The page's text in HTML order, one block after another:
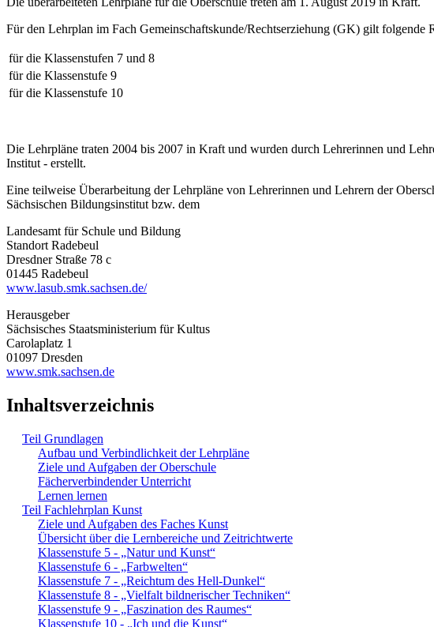
Für den Lehrplan im Fach Gemeinschaftskunde/Rechtserziehung (GK) gilt folgende
für die Klassenstufen 7 und 8
für die Klassenstufe 9
für die Klassenstufe 10
Die Lehrpläne traten 2004 bis 2007 in Kraft und wurden durch Lehrerinnen und
Institut - erstellt.
Eine teilweise Überarbeitung der Lehrpläne von Lehrerinnen und Lehrern der
Sächsischen Bildungsinstitut bzw. dem
Landesamt für Schule und Bildung
Standort Radebeul
Dresdner Straße 78 c
01445 Radebeul
www.lasub.smk.sachsen.de/
Herausgeber
Sächsisches Staatsministerium für Kultus
Carolaplatz 1
01097 Dresden
www.smk.sachsen.de
Inhaltsverzeichnis
Teil Grundlagen
Aufbau und Verbindlichkeit der Lehrpläne
Ziele und Aufgaben der Oberschule
Fächerverbindender Unterricht
Lernen lernen
Teil Fachlehrplan Kunst
Ziele und Aufgaben des Faches Kunst
Übersicht über die Lernbereiche und Zeitrichtwerte
Klassenstufe 5 - „Natur und Kunst“
Klassenstufe 6 - „Farbwelten“
Klassenstufe 7 - „Reichtum des Hell-Dunkel“
Klassenstufe 8 - „Vielfalt bildnerischer Techniken“
Klassenstufe 9 - „Faszination des Raumes“
Klassenstufe 10 - „Ich und die Kunst“